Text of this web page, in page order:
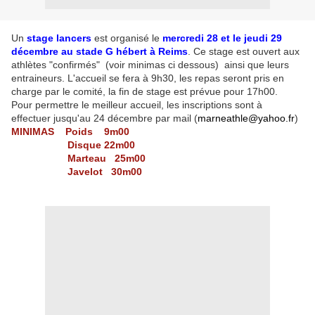
Un stage lancers est organisé le mercredi 28 et le jeudi 29
décembre au stade G hébert à Reims . Ce stage est ouvert aux
athlètes "confirmés" (voir minimas ci dessous) ainsi que leurs
entraineurs. L'accueil se fera à 9h30, les repas seront pris en
charge par le comité, la fin de stage est prévue pour 17h00.
Pour permettre le meilleur accueil, les inscriptions sont à
effectuer jusqu'au 24 décembre par mail (marneathle@yahoo.fr)
MINIMAS Poids 9m00
Disque 22m00
Marteau 25m00
Javelot 30m00